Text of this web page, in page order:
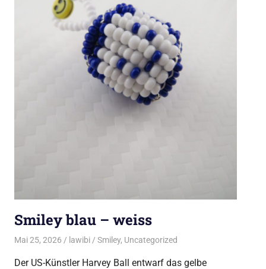
Smiley blau – weiss
Mai 25, 2026 lawibi Smiley, Uncategorized
Der US-Künstler Harvey Ball entwarf das gelbe